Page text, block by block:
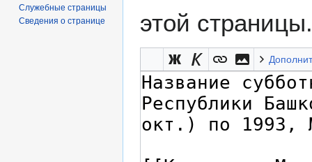
этой страницы.
Служебные страницы
Сведения о странице